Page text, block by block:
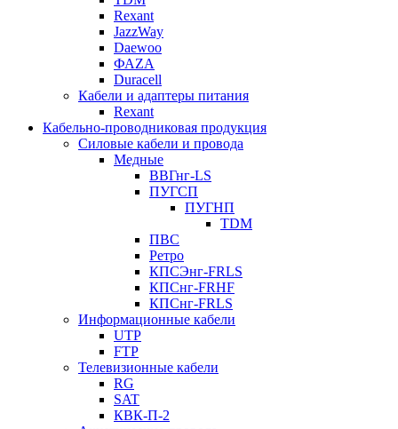
Rexant
JazzWay
Daewoo
ФАZА
Duracell
Кабели и адаптеры питания
Rexant
Кабельно-проводниковая продукция
Силовые кабели и провода
Медные
ВВГнг-LS
ПУГСП
ПУГНП
TDM
ПВС
Ретро
КПСЭнг-FRLS
КПСнг-FRHF
КПСнг-FRLS
Информационные кабели
UTP
FTP
Телевизионные кабели
RG
SAT
КВК-П-2